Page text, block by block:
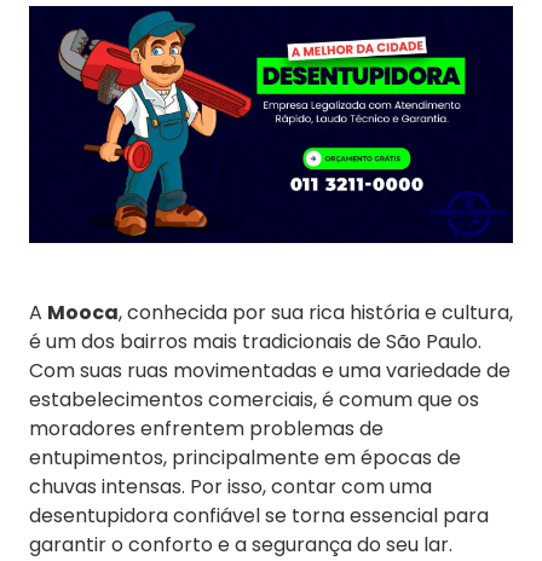
A Mooca, conhecida por sua rica história e cultura,
é um dos bairros mais tradicionais de São Paulo.
Com suas ruas movimentadas e uma variedade de
estabelecimentos comerciais, é comum que os
moradores enfrentem problemas de
entupimentos, principalmente em épocas de
chuvas intensas. Por isso, contar com uma
desentupidora confiável se torna essencial para
garantir o conforto e a segurança do seu lar.